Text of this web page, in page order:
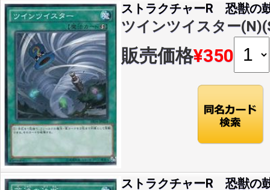
ストラクチャーR 恐獣の
ツインツイスター
販売価格¥350
ストラクチャーR 恐獣の